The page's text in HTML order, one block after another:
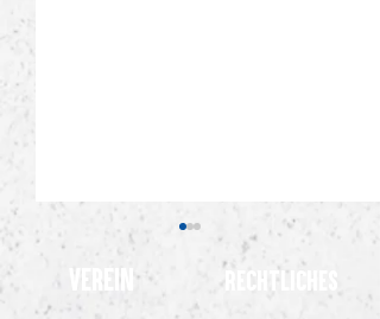
Verein Rechtliches